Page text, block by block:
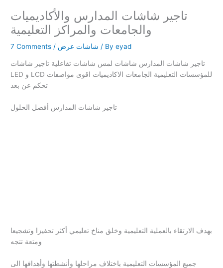
تاجير شاشات المدارس والأكاديميات
والجامعات والمراكز التعليمية
7 Comments / شاشات عرض / Byeyad
تاجير شاشات المدارس شاشات لمس شاشات تفاعلية تاجير شاشات
LED و LCD للمؤسسات التعليمية الجامعات الاكاديميات اقوى مواصفات
تحكم عن بعد
تاجير شاشات المدارس أفضل الحلول
بهدف الارتقاء بالعملية التعليمية وخلق مناخ تعليمي أكثر تحفيزا وتشجيعا
ومتعة تتجه
جميع المؤسسات التعليمية باختلاف مراحلها وأنشطتها وأهدافها الى